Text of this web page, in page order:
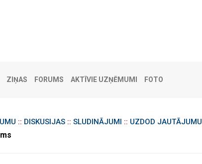
ZIŅAS FORUMS AKTĪVIE UZŅĒMUMI FOTO
:: DISKUSIJAS:: SLUDINĀJUMI :: UZDOD JAUTĀJUMU